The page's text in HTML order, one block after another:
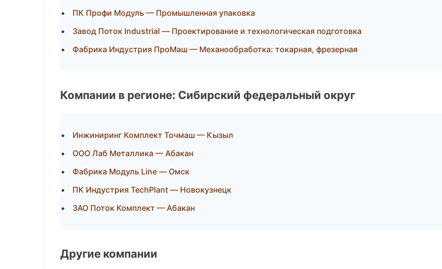
ПК Профи Модуль — Промышленная упаковка
Завод Поток Industrial — Проектирование и технологическая подготовка
Фабрика Индустрия ПроМаш — Механообработка: токарная, фрезерная
Компании в регионе: Сибирский федеральный округ
Инжиниринг Комплект Точмаш — Кызыл
ООО Лаб Металлика — Абакан
Фабрика Модуль Line — Омск
ПК Индустрия TechPlant — Новокузнецк
ЗАО Поток Комплект — Абакан
Другие компании